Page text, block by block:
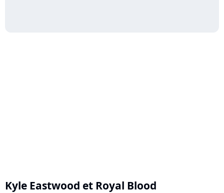
Kyle Eastwood et Royal Blood